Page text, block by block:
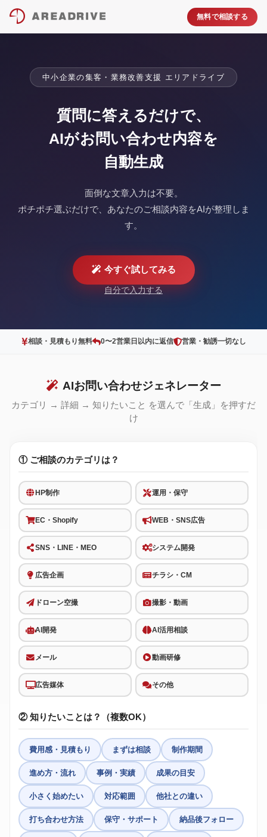
無料で相談する
中小企業の集客・業務改善支援 エリアドライブ
質問に答えるだけで、
AIがお問い合わせ内容を
自動生成
面倒な文章入力は不要。
ポチポチ選ぶだけで、あなたのご相談内容をAIが整理しま
す。
今すぐ試してみる
自分で入力する
相談・見積もり無料 0〜2営業日以内に返信 営業・勧誘一切なし
AIお問い合わせジェネレーター
カテゴリ → 詳細 → 知りたいこと を選んで「生成」を押すだ
け
① ご相談のカテゴリは？
HP制作 運用・保守
EC・Shopify WEB・SNS広告
SNS・LINE・MEO システム開発
広告企画 チラシ・CM
ドローン空撮 撮影・動画
AI開発 AI活用相談
メール 動画研修
広告媒体 その他
② 知りたいことは？（複数OK）
費用感・見積もり まずは相談 制作期間
進め方・流れ 事例・実績 成果の目安
小さく始めたい 対応範囲 他社との違い
打ち合わせ方法 保守・サポート 納品後フォロー